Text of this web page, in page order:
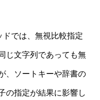
では、無視比較指定
じ文字列であっても無
、ソートキーや辞書の
の指定が結果に影響し